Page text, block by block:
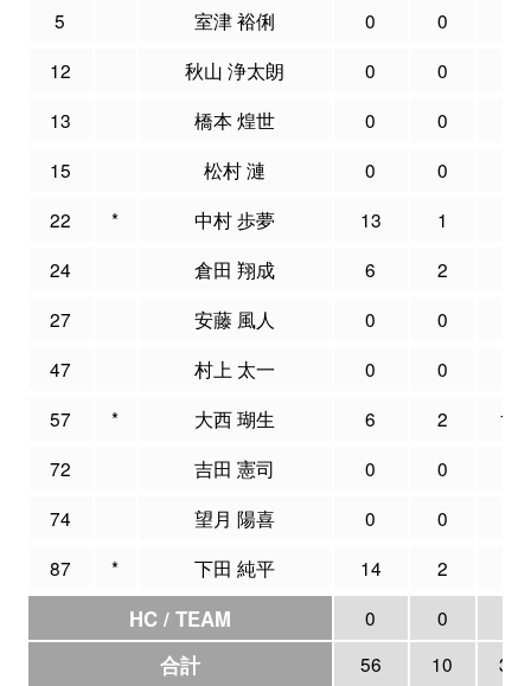
5
室津 裕俐 0 0
12
秋山 浄太朗 0 0
13
橋本 煌世 0 0
15
松村 漣 0 0
22
* 中村 歩夢 13 1
24
倉田 翔成 6 2
27
安藤 風人 0 0
47
村上 太一 0 0
57
* 大西 瑚生 6 2
13
72
吉田 憲司 0 0
74
望月 陽喜 0 0
87
* 下田 純平 14 2
HC / TEAM 0 0
合計 56 10 38